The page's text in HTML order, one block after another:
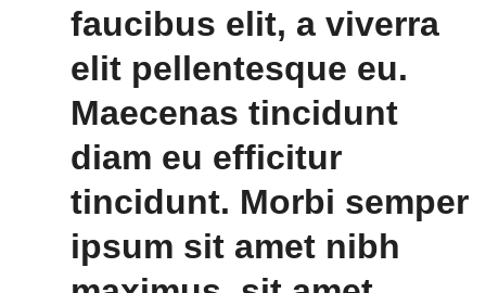
faucibus elit, a viverra
elit pellentesque eu.
Maecenas tincidunt
diam eu efficitur
tincidunt. Morbi semper
ipsum sit amet nibh